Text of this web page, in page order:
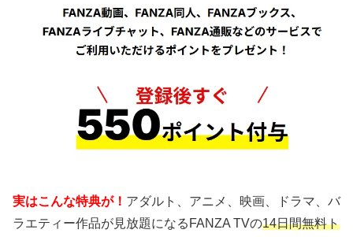
実はこんな特典が！ アダルト、アニメ、映画、ドラマ、バ
ラエティー作品が見放題になるFANZA TVの14日間無料ト